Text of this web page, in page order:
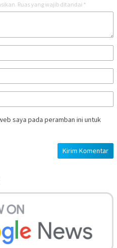
Ruas yang wajib ditandai *
saya pada peramban ini untuk